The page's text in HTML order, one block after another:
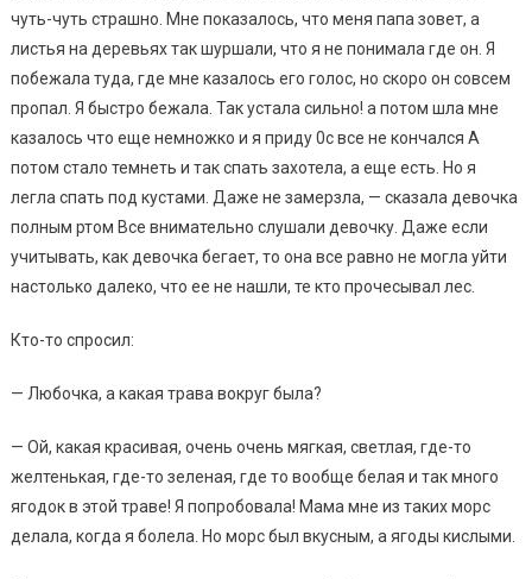
чуть-чуть страшно. Мне показалось, что меня папа зовет, а
листья на деревьях так шуршали, что я не понимала где он. Я
побежала туда, где мне казалось его голос, но скоро он совсем
пропал. Я быстро бежала. Так устала сильно! а потом шла мне
казалось что еще немножко и я приду 0с все не кончался А
потом стало темнеть и так спать захотела, а еще есть. Но я
легла спать под кустами. Даже не замерзла, — сказала девочка
полным ртом Все внимательно слушали девочку. Даже если
учитывать, как девочка бегает, то она все равно не могла уйти
настолько далеко, что ее не нашли, те кто прочесывал лес.
Кто-то спросил:
— Любочка, а какая трава вокруг была?
— Ой, какая красивая, очень очень мягкая, светлая, где-то
желтенькая, где-то зеленая, где то вообще белая и так много
ягодок в этой траве! Я попробовала! Мама мне из таких морс
делала, когда я болела. Но морс был вкусным, а ягоды кислыми.